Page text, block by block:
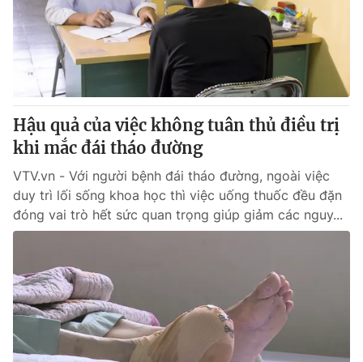
VTV Sức khoẻ Bất động sản
Thị trường 24h Tấm lòng Việt
VTV4 Vươn mình bằng AI
VTV8
Liên hệ tòa soạn English
THỜI BÁO VTV
Theo dõi báo trên
Hậu quả của việc không tuân thủ điều trị
khi mắc đái tháo đường
VTV.vn - Với người bệnh đái tháo đường, ngoài việc
duy trì lối sống khoa học thì việc uống thuốc đều đặn
đóng vai trò hết sức quan trọng giúp giảm các nguy...